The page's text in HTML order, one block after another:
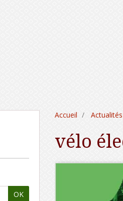
Accueil Actualités
vélo
OK